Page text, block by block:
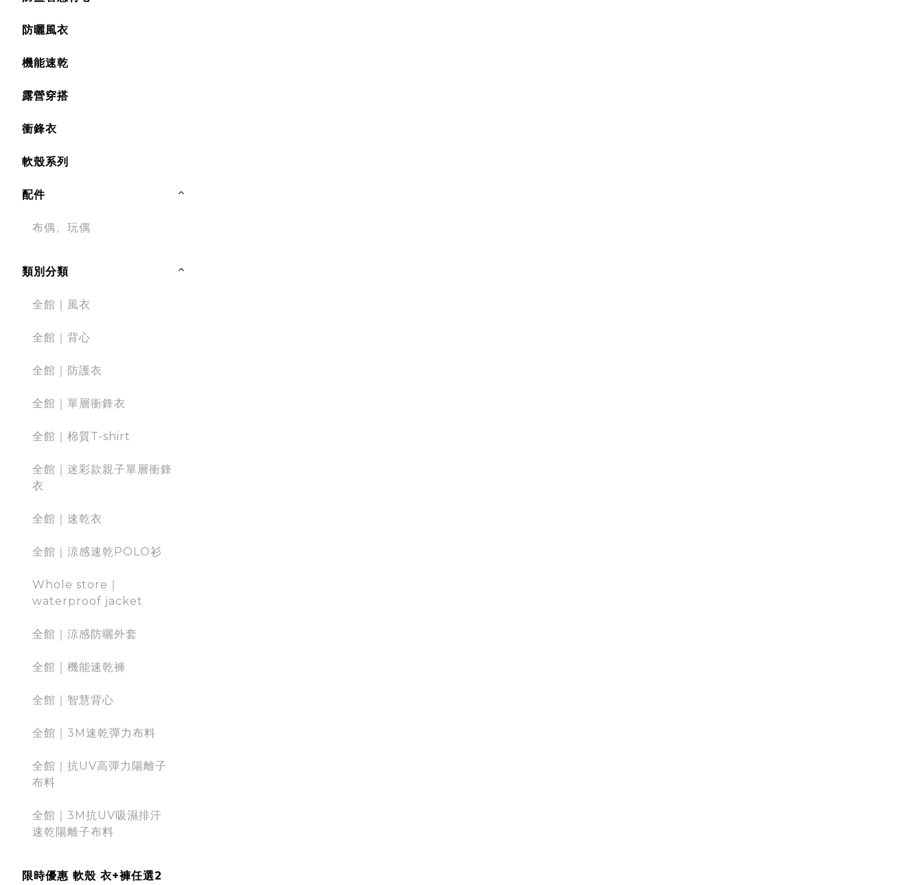
防曬風衣
機能速乾
露營穿搭
衝鋒衣
軟殼系列
配件
布偶、玩偶
類別分類
全館｜風衣
全館｜背心
全館｜防護衣
全館｜單層衝鋒衣
全館｜棉質T-shirt
全館｜迷彩款親子單層衝鋒
衣
全館｜速乾衣
全館｜涼感速乾POLO衫
Whole store｜
waterproof jacket
全館｜涼感防曬外套
全館｜機能速乾褲
全館｜智慧背心
全館｜3M速乾彈力布料
全館｜抗UV高彈力陽離子
布料
全館｜3M抗UV吸濕排汗
速乾陽離子布料
限時優惠 軟殼 衣+褲任選2